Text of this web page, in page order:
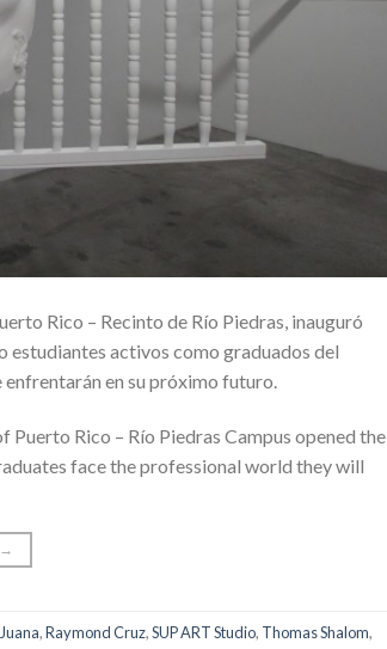
Rico – Recinto de Río Piedras, inauguró
estudiantes activos como graduados del
en su próximo futuro.
Rico – Río Piedras Campus opened the
face the professional world they will
→
,Raymond Cruz,SUP ART Studio, Thomas Shalom,